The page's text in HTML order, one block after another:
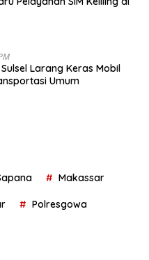
Larang Keras Mobil
Umum
Makassar
Polresgowa